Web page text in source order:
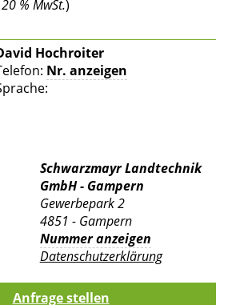
% MwSt.)
Hochroiter
Nr. anzeigen
Schwarzmayr Landtechnik
GmbH - Gampern
Gewerbepark 2
4851 - Gampern
Nummer anzeigen
Datenschutzerklärung